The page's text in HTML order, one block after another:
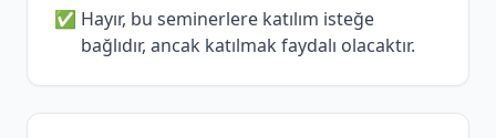
Hayır, bu seminerlere katılım isteğe
bağlıdır, ancak katılmak faydalı olacaktır.